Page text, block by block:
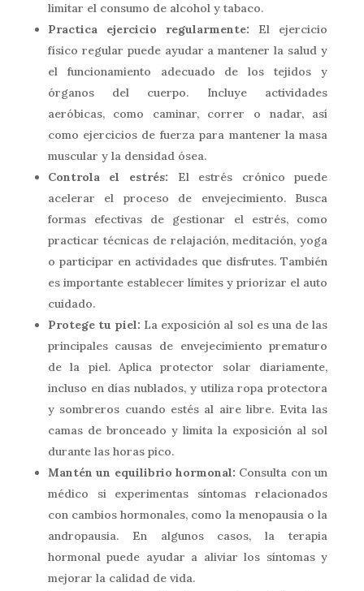
limitar el consumo de alcohol y tabaco.
Practica ejercicio regularmente: El ejercicio
físico regular puede ayudar a mantener la salud y
el funcionamiento adecuado de los tejidos y
órganos del cuerpo. Incluye actividades
aeróbicas, como caminar, correr o nadar, así
como ejercicios de fuerza para mantener la masa
muscular y la densidad ósea.
Controla el estrés: El estrés crónico puede
acelerar el proceso de envejecimiento. Busca
formas efectivas de gestionar el estrés, como
practicar técnicas de relajación, meditación, yoga
o participar en actividades que disfrutes. También
es importante establecer límites y priorizar el auto
cuidado.
Protege tu piel: La exposición al sol es una de las
principales causas de envejecimiento prematuro
de la piel. Aplica protector solar diariamente,
incluso en días nublados, y utiliza ropa protectora
y sombreros cuando estés al aire libre. Evita las
camas de bronceado y limita la exposición al sol
durante las horas pico.
Mantén un equilibrio hormonal: Consulta con un
médico si experimentas síntomas relacionados
con cambios hormonales, como la menopausia o la
andropausia. En algunos casos, la terapia
hormonal puede ayudar a aliviar los síntomas y
mejorar la calidad de vida.